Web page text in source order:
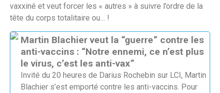
vaxxiné et veut forcer les « autres » à suivre l’ordre de la
tête du corps totalitaire ou… !
Martin Blachier veut la “guerre” contre les
anti-vaccins : “Notre ennemi, ce n’est plus
le virus, c’est les anti-vax”
Invité du 20 heures de Darius Rochebin sur LCI, Martin
Blachier s’est emporté contre les anti-vaccins. Pour